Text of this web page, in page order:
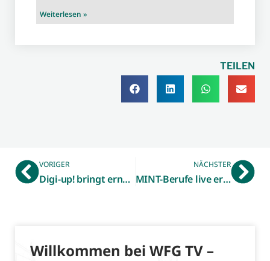
Weiterlesen »
TEILEN
VORIGER
Digi-up! bringt erneut erfolgreich Unternehmer aus dem Kreis Borken zusammen
NÄCHSTER
MINT-Berufe live erleben – Duales Orientierungspraktikum Technik startet in neunter Auflage
Willkommen bei WFG TV –